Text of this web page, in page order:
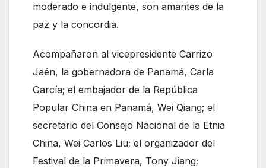
moderado e indulgente, son amantes de la
paz y la concordia.
Acompañaron al vicepresidente Carrizo
Jaén, la gobernadora de Panamá, Carla
García; el embajador de la República
Popular China en Panamá, Wei Qiang; el
secretario del Consejo Nacional de la Etnia
China, Wei Carlos Liu; el organizador del
Festival de la Primavera, Tony Jiang;